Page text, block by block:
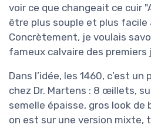
voir ce que changeait ce cuir
être plus souple et plus facile
Concrètement, je voulais
fameux calvaire des premiers
Dans l’idée, les 1460, c’est
chez Dr. Martens : 8 œillets,
semelle épaisse, gros look de
on est sur une version mixte,